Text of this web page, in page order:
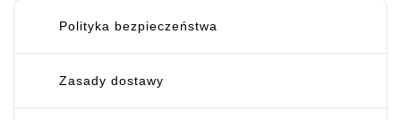
Polityka bezpieczeństwa
Zasady dostawy